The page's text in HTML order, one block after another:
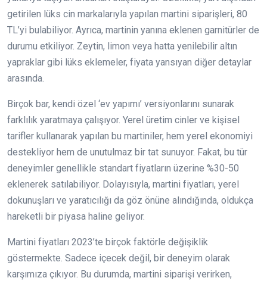
getirilen lüks cin markalarıyla yapılan martini siparişleri, 80
TL’yi bulabiliyor. Ayrıca, martinin yanına eklenen garnitürler de
durumu etkiliyor. Zeytin, limon veya hatta yenilebilir altın
yapraklar gibi lüks eklemeler, fiyata yansıyan diğer detaylar
arasında.
Birçok bar, kendi özel ‘ev yapımı’ versiyonlarını sunarak
farklılık yaratmaya çalışıyor. Yerel üretim cinler ve kişisel
tarifler kullanarak yapılan bu martiniler, hem yerel ekonomiyi
destekliyor hem de unutulmaz bir tat sunuyor. Fakat, bu tür
deneyimler genellikle standart fiyatların üzerine %30-50
eklenerek satılabiliyor. Dolayısıyla, martini fiyatları, yerel
dokunuşları ve yaratıcılığı da göz önüne alındığında, oldukça
hareketli bir piyasa haline geliyor.
Martini fiyatları 2023’te birçok faktörle değişiklik
göstermekte. Sadece içecek değil, bir deneyim olarak
karşımıza çıkıyor. Bu durumda, martini siparişi verirken,